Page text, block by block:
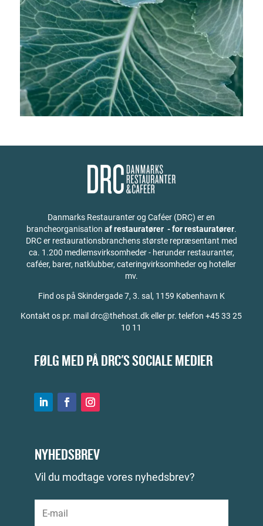
Danmarks Restauranter og Caféer (DRC) er en
brancheorganisation af restauratører - for restauratører.
DRC er restaurationsbranchens største repræsentant med
ca. 1.200 medlemsvirksomheder - herunder restauranter,
caféer, barer, natklubber, cateringvirksomheder og hoteller
mv.
Find os på Skindergade 7, 3. sal, 1159 København K
Kontakt os pr. mail drc@thehost.dk eller pr. telefon +45 33 25
10 11
FØLG MED PÅ DRC'S SOCIALE MEDIER
NYHEDSBREV
Vil du modtage vores nyhedsbrev?